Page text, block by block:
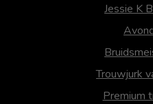
Jessie K
Trouwjurk
Premium